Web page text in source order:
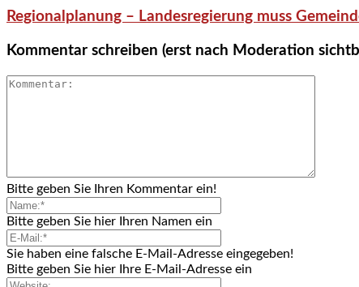
Regionalplanung – Landesregierung muss
Kommentar schreiben (erst nach Moderation
Bitte geben Sie Ihren Kommentar ein!
Bitte geben Sie hier Ihren Namen ein
Sie haben eine falsche E-Mail-Adresse eingegeben!
Bitte geben Sie hier Ihre E-Mail-Adresse ein